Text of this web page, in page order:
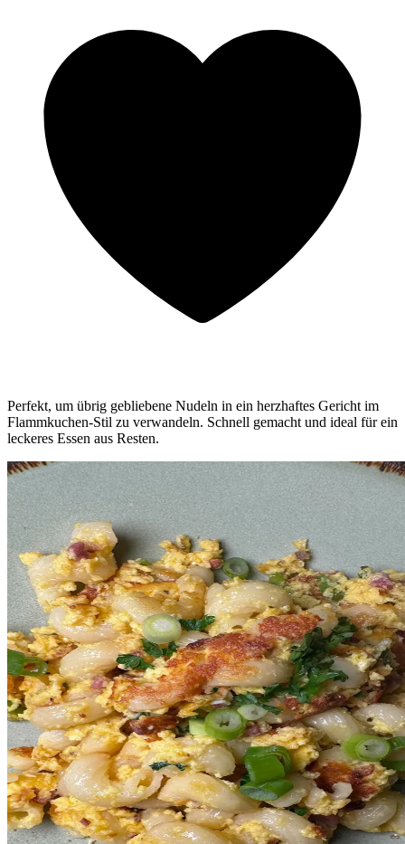
Perfekt, um übrig gebliebene Nudeln in ein herzhaftes Gericht im
Flammkuchen-Stil zu verwandeln. Schnell gemacht und ideal für ein
leckeres Essen aus Resten.